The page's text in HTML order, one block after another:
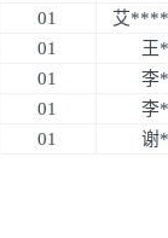
01
艾
01
王
01
李
01
李
01 谢